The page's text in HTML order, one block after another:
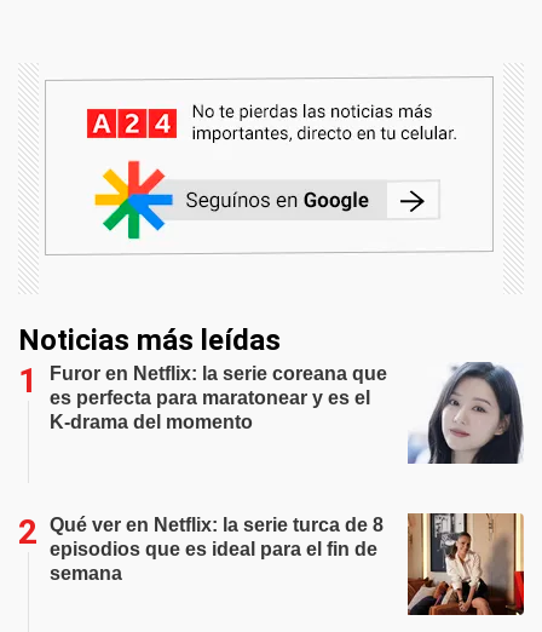
Noticias más leídas
Furor en Netflix: la serie coreana que
es perfecta para maratonear y es el
K-drama del momento
Qué ver en Netflix: la serie turca de 8
episodios que es ideal para el fin de
semana